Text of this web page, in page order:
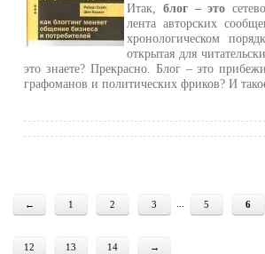
Итак, блог – это
лента авторских
хронологическом
открытая для
это знаете? Прекрасно. Блог – это
графоманов и политических фриков? И
← 1 2 3 5 6
12 13 14 →